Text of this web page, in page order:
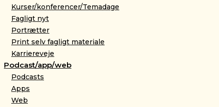
Kurser/konferencer/Temadage
Fagligt nyt
Portrætter
Print selv fagligt materiale
Karriereveje
Podcast/app/web
Podcasts
Apps
Web